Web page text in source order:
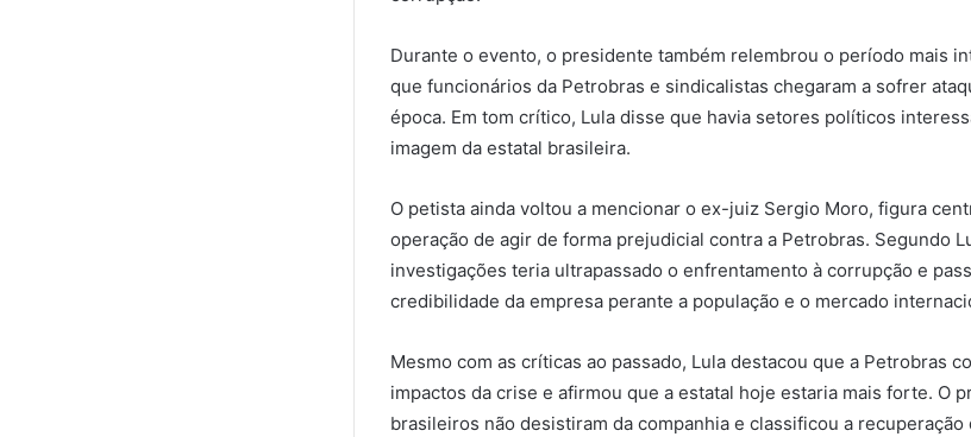
Durante o evento, o presidente também relembrou o período mais
que funcionários da Petrobras e sindicalistas chegaram a sofrer
época. Em tom crítico, Lula disse que havia setores políticos
imagem da estatal brasileira.
O petista ainda voltou a mencionar o ex-juiz Sergio Moro, figura
operação de agir de forma prejudicial contra a Petrobras. Segundo
investigações teria ultrapassado o enfrentamento à corrupção e
credibilidade da empresa perante a população e o mercado
Mesmo com as críticas ao passado, Lula destacou que a Petrobras
impactos da crise e afirmou que a estatal hoje estaria mais forte. O
brasileiros não desistiram da companhia e classificou a